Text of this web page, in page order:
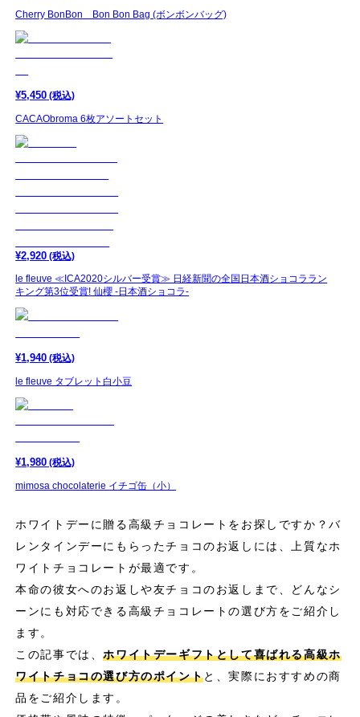
Cherry BonBon Bon Bon Bag (ボンボンバッグ)
¥5,450 (税込)
CACAObroma 6枚アソートセット
¥2,920 (税込)
le fleuve ≪ICA2020シルバー受賞≫ 日経新聞の全国日本酒ショコララン
キング第3位受賞! 仙櫻 -日本酒ショコラ-
¥1,940 (税込)
le fleuve タブレット白小豆
¥1,980 (税込)
mimosa chocolaterie イチゴ缶（小）
ホワイトデーに贈る高級チョコレートをお探しですか？バ
レンタインデーにもらったチョコのお返しには、上質なホ
ワイトチョコレートが最適です。
本命の彼女へのお返しや友チョコのお返しまで、どんなシ
ーンにも対応できる高級チョコレートの選び方をご紹介し
ます。
この記事では、ホワイトデーギフトとして喜ばれる高級ホ
ワイトチョコの選び方のポイントと、実際におすすめの商
品をご紹介します。